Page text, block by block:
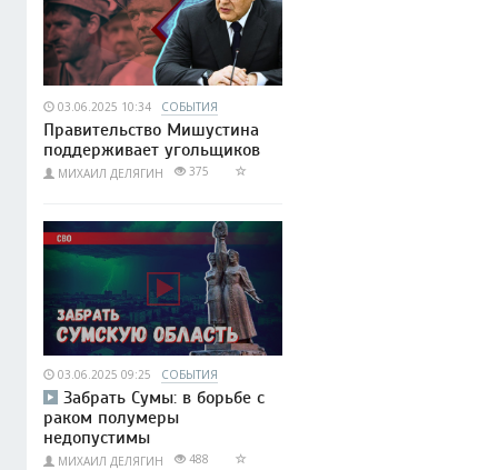
03.06.2025 10:34 СОБЫТИЯ
Правительство Мишустина
поддерживает угольщиков
МИХАИЛ ДЕЛЯГИН 375
03.06.2025 09:25 СОБЫТИЯ
Забрать Сумы: в борьбе с
раком полумеры
недопустимы
МИХАИЛ ДЕЛЯГИН 488